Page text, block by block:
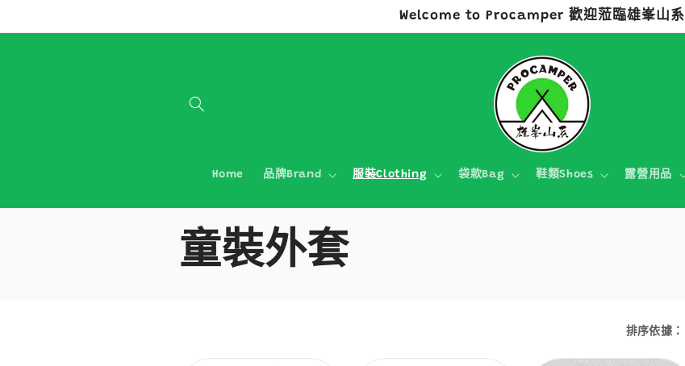
Welcome to Procamper 歡迎蒞臨雄峯山系
Home 品牌Brand 服裝Clothing 袋款Bag 鞋類Shoes 露營用品
商
童裝外套
排序依據：